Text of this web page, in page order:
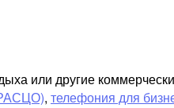
или другие
, телефония для